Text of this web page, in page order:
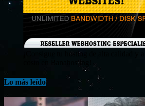
¡Consigue tu hosting de alta calidad y a
costo en Banahosting!
Lo más leído